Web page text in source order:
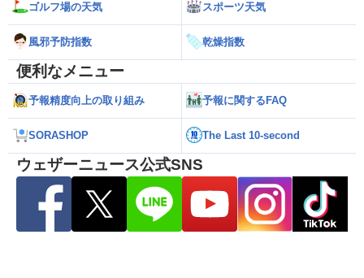
ゴルフ場の天気 スポーツ天気
風邪予防指数 乾燥指数
便利なメニュー
予報精度向上の取り組み 予報に関するFAQ
SORASHOP The Last 10-second
ウェザーニュース公式SNS